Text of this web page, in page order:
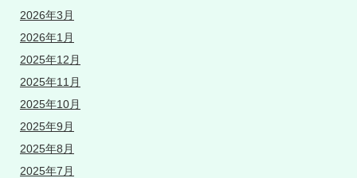
2026年3月
2026年1月
2025年12月
2025年11月
2025年10月
2025年9月
2025年8月
2025年7月